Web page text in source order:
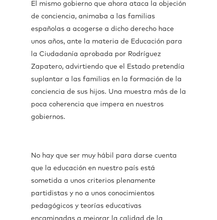
El mismo gobierno que ahora ataca la objeción
de conciencia, animaba a las familias
españolas a acogerse a dicho derecho hace
unos años, ante la materia de Educación para
la Ciudadanía aprobada por Rodríguez
Zapatero, advirtiendo que el Estado pretendía
suplantar a las familias en la formación de la
conciencia de sus hijos. Una muestra más de la
poca coherencia que impera en nuestros
gobiernos.
No hay que ser muy hábil para darse cuenta
que la educación en nuestro país está
sometida a unos criterios plenamente
partidistas y no a unos conocimientos
pedagógicos y teorías educativas
encaminadas a mejorar la calidad de la